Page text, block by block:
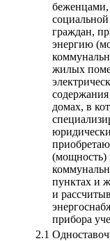
граждан,
энергию
жилых
домах, в
(мощность)
пунктах и
и
прибора
2.1